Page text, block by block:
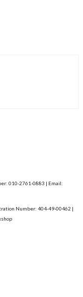
010-2761-0883 | Email:
Number: 404-49-00462 |